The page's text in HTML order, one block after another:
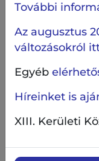
teszik lehetővé,
függetlenül
A néző a másfél
élhet át színházi
Szereplők:Orbán
Zsuzsa,
valamint: Balla
További
Az augusztus
változásokról
Egyéb
Híreinket is
XIII. Kerületi